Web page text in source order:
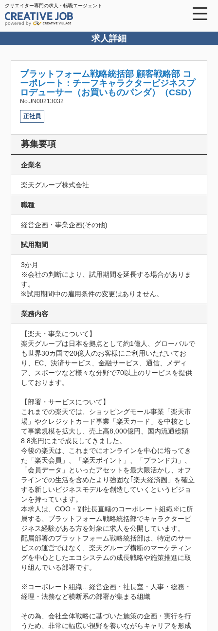
クリエイター専門の求人・転職エージェント
powered by
求人詳細
プラットフォーム戦略統括部 顧客戦略部 コ
ーポレート：チーフキャラクタービジネスプ
ロデューサー（お買いものパンダ）（CSD）
No.JN00213032
正社員
募集要項
企業名
楽天グループ株式会社
職種
経営企画・事業企画(その他)
試用期間
3か月
※会社の判断により、試用期間を延長する場合がありま
す。
※試用期間中の雇用条件の変更はありません。
業務内容
【楽天・事業について】
楽天グループは日本を拠点として約1億人、グローバルで
も世界30カ国で20億人のお客様にご利用いただいてお
り、EC、決済サービス、金融サービス、通信、メディ
ア、スポーツなど様々な分野で70以上のサービスを提供
しております。
【部署・サービスについて】
これまでの楽天では、ショッピングモール事業「楽天市
場」やクレジットカード事業「楽天カード」を中核とし
て事業規模を拡大し、売上高8,000億円、国内流通総額
8.8兆円にまで成長してきました。
今後の楽天は、これまでにオンラインを中心に培ってき
た「楽天会員」、「楽天ポイント」、「ブランド力」、
「会員データ」といったアセットを最大限活かし、オフ
ラインでの生活を含めたより強固な｢楽天経済圏」を確立
する新しいビジネスモデルを創造していくというビジョ
ンを持っています。
本求人は、COO・副社長直轄のコーポレート組織※に所
属する、プラットフォーム戦略統括部でキャラクタービ
ジネス経験がある方を対象に求人を公開しています。
配属部署のプラットフォーム戦略統括部は、特定のサー
ビスの運営ではなく、楽天グループ横断のマーケティン
グを中心としたエコシステムの成長戦略や施策推進に取
り組んでいる部署です。
※コーポレート組織…経営企画・社長室・人事・総務・
経理・法務など横断系の部署が集まる組織
その為、会社全体戦略に基づいた施策の企画・実行を行
うため、非常に幅広い視野を養いながらキャリアを形成